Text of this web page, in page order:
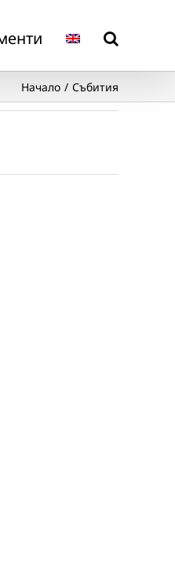
Начало Събития